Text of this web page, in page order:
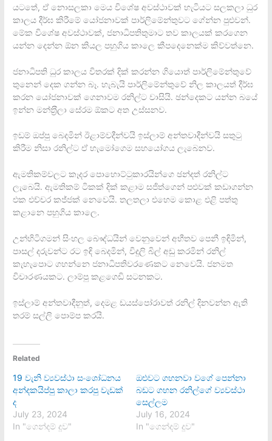
යටතේ, ඒ නොසලකා මෙය විශේෂ අවස්ථාවක් හැටියට සලකලා ධුර
කාලය දීර්ඝ කිරීමේ යෝජනාවක් පාර්ලිමේන්තුවට ගේන්න පුළුවන්.
මේක විශේෂ අවස්ථාවක්, ජනාධිපතිතුමාට තව කාලයක් කරගෙන
යන්න දෙන්න ඕන කියල පහුගිය කාලෙ කීපදෙනෙක්ම කිව්වත්නෙ.
ජනාධිපති ධුර කාලය විතරක් දික් කරන්න ගියොත් පාර්ලිමේන්තුවේ
තුනෙන් දෙක ගන්න බෑ. හැබැයි පාර්ලිමේන්තුවේ නිල කාලයත් දීර්ඝ
කරන යෝජනාවක් ගෙනාවම රනිල්ට වාසියි. ඡන්දෙකට යන්න බයේ
ඉන්න මන්ත‍්‍රීලා සේරම ඕකට අත උස්සනව.
ඉඩම් ඔප්පු බෙදමින් ඊළාම්වදීන්වයි ඉස්ලාම් අන්තවාදීන්වයි සතුටු
කිරීම නිසා රනිල්ට ඒ හැමෝගෙම සහයෝගය ලැබෙනව.
ඇමතිකම්වලට කෑදර පොහොට්ටුකාරයින්ගෙ ඡන්දත් රනිල්ට
ලැබෙයි. ඇමතිකම් ටිකක් දික් කළාම සජිත්ගෙන් පළුවක් කඩාගන්න
එක එච්චර කජ්ජක් නෙවෙයි. තලතලා එහෙම කොළ එළි පත්තු
කළානෙ පහුගිය කාලෙ.
උන්හිටිගමන් සිංහල බෞද්ධයින් වෙනුවෙන් අභීතව පෙනී ඉඳිමින්,
පාසල් දරුවන්ට රට ඉඳි බෙදමින්, විදුලි බිල් අඩු කරමින් රනිල්
කැහැපොට ගහන්නෙ ජනාධිපතිවරණෙකට නෙවෙයි. ජනමත
විචාරණයකට. ලාම්පු කළගෙඩි සටනකට.
ඉස්ලාම් අන්තවාදීනුත්, දෙමළ ඩයස්පෝරාවත් රනිල් දිනවන්න ඇති
තරම් සල්ලි පොම්ප කරයි.
Related
19 වැනි ව්‍යවස්ථා සංශෝධනය
අන්දකයිප්පු කාලා කරපු වැඩක්
ද
July 23, 2024
In "ගෙන්දම් දූව"
ඔළුවට ගහනවා වගේ පෙන්නා
බඩට ගහන රනිල්ගේ ව්‍යවස්ථා
සෙල්ලම
July 16, 2024
In "ගෙන්දම් දූව"